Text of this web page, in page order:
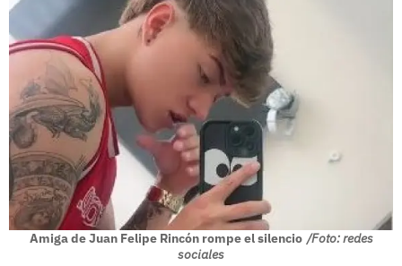
Amiga de Juan Felipe Rincón rompe el silencio /Foto: redes
sociales